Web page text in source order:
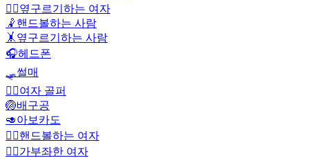
🤸‍♀️옆구르기하는 여자
🤾 핸드볼하는 사람
🤸 옆구르기하는 사람
🎧헤드폰
🛷썰매
🏌️‍♀️여자 골퍼
🏐배구공
🥑아보카도
🤾‍♀️핸드볼하는 여자
🧘‍♀️가부좌한 여자